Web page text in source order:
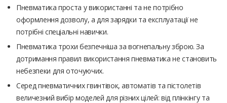
Пневматика проста у використанні та не потрібно
оформлення дозволу, а для зарядки та експлуатації не
потрібні спеціальні навички.
Пневматика трохи безпечніша за вогнепальну зброю. За
дотримання правил використання пневматика не становить
небезпеки для оточуючих.
Серед пневматичних гвинтівок, автоматів та пістолетів
величезний вибір моделей для різних цілей: від плінкінгу та